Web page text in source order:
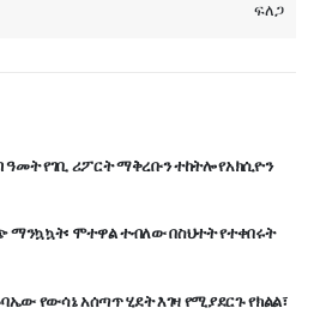
ፍለጋ
የገቢ ሪፖርት ማቅረቡን ተከትሎ የአክሲዮን
ማንኳኳት፡ ሞተዋል ተብለው በስህተት የተቀበሩት
የውሳኔ አሰጣጥ ሂደት እገዛ የሚያደርጉ የክልል፣